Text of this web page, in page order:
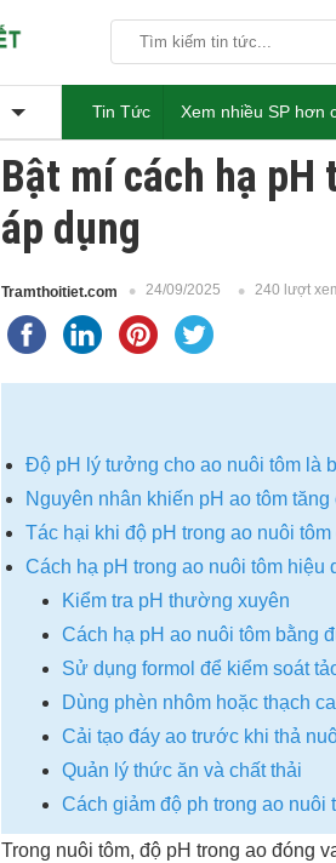
Tin Tức Xem nhiều SP hơn
Bật mí cách hạ pH
áp dụng
Tramthoitiet.com 24/09/2025 240 lượt
Độ pH lý tưởng cho ao nuôi tôm là
Nguyên nhân khiến pH ao tôm tăng
Tác hại khi độ pH trong ao nuôi tôm
Cách hạ pH trong ao nuôi tôm hiệu
Kiểm tra pH thường xuyên
Cách hạ pH ao nuôi tôm bằng
Sử dụng formol để kiểm soát
Dùng phèn nhôm hoặc thạch
Cải tạo đáy ao trước khi thả
Quản lý thức ăn và chất thải
Cách giảm độ ph trong ao nuôi
Trong nuôi tôm, độ pH trong ao đóng